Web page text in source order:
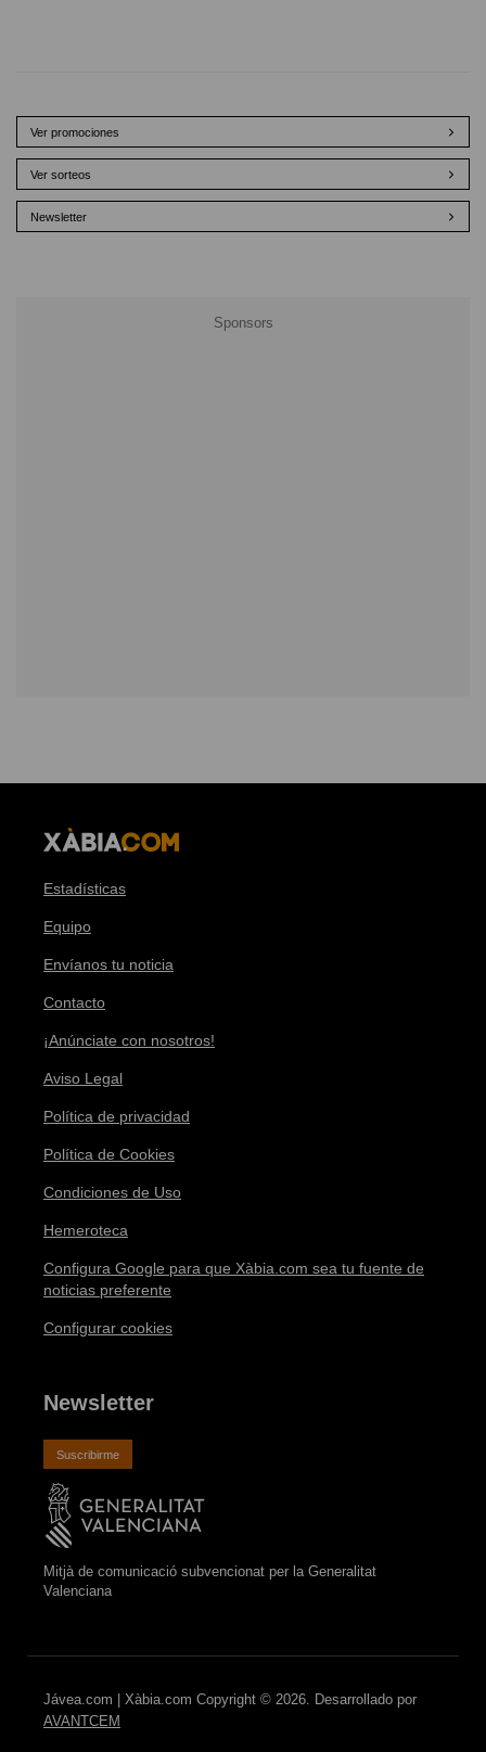
Ver promociones
Ver sorteos
Newsletter
Estadísticas
Equipo
Envíanos tu noticia
Contacto
¡Anúnciate con nosotros!
Aviso Legal
Política de privacidad
Política de Cookies
Condiciones de Uso
Hemeroteca
Configura Google para que Xàbia.com sea tu fuente de
noticias preferente
Configurar cookies
Newsletter
Suscribirme
Mitjà de comunicació subvencionat per la Generalitat
Valenciana
Jávea.com | Xàbia.com Copyright © 2026. Desarrollado por
AVANTCEM